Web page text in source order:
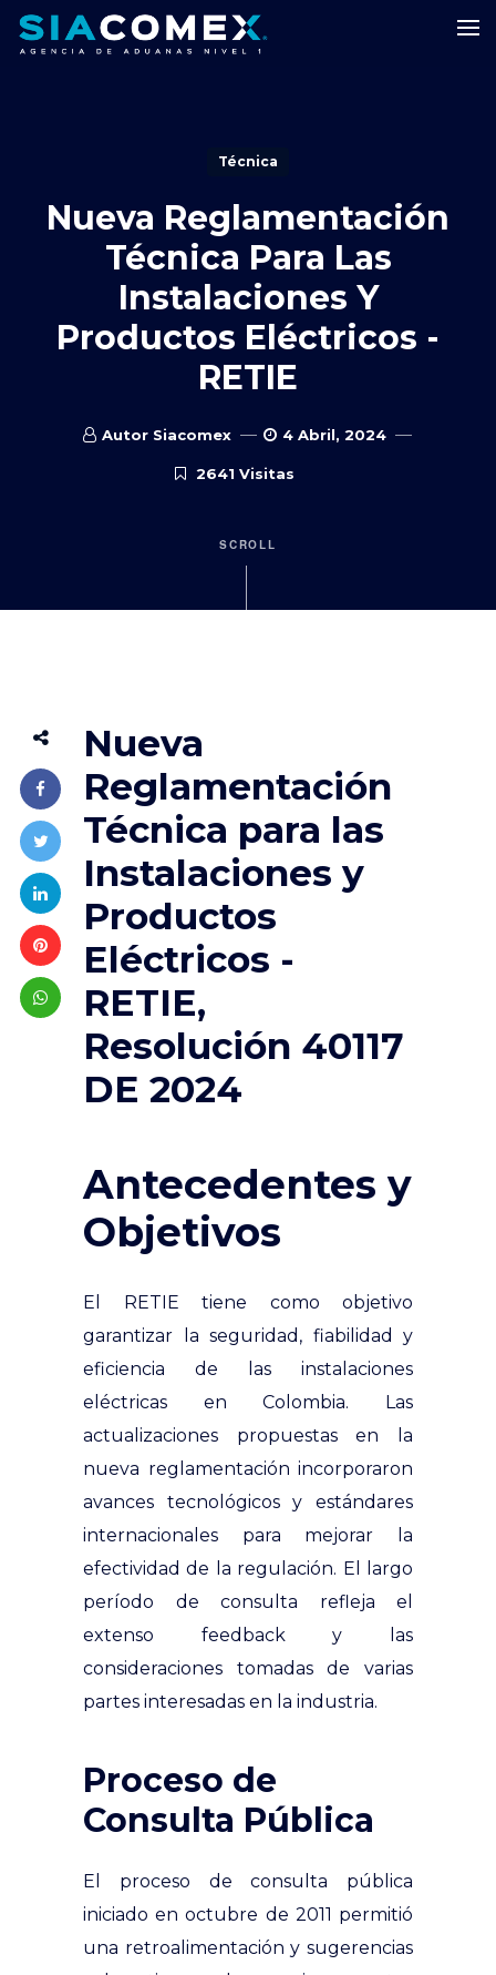
Técnica
Nueva Reglamentación
Técnica Para Las
Instalaciones Y
Productos Eléctricos -
RETIE
Autor Siacomex 4 Abril, 2024
2641 Visitas
SCROLL
Nueva
Reglamentación
Técnica para las
Instalaciones y
Productos
Eléctricos -
RETIE,
Resolución 40117
DE 2024
Antecedentes y
Objetivos
El RETIE tiene como objetivo
garantizar la seguridad, fiabilidad y
eficiencia de las instalaciones
eléctricas en Colombia. Las
actualizaciones propuestas en la
nueva reglamentación incorporaron
avances tecnológicos y estándares
internacionales para mejorar la
efectividad de la regulación. El largo
período de consulta refleja el
extenso feedback y las
consideraciones tomadas de varias
partes interesadas en la industria.
Proceso de
Consulta Pública
El proceso de consulta pública
iniciado en octubre de 2011 permitió
una retroalimentación y sugerencias